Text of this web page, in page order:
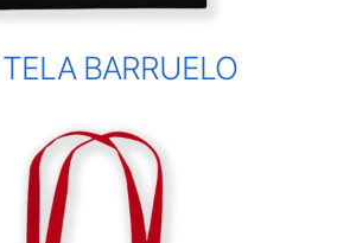
BARRUELO